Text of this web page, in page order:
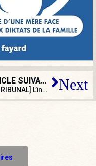
ARTICLE SUIVANT
[AU TRIBUNAL] L’influenceur Amine Mojito jugé pour ses canulars à la seringue Next